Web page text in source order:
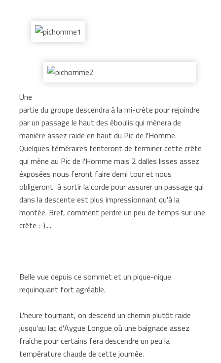
Une
partie du groupe descendra à la mi-crête pour rejoindre
par un passage le haut des éboulis qui mènera de
manière assez raide en haut du Pic de l'Homme.
Quelques téméraires tenteront de terminer cette crête
qui mène au Pic de l'Homme mais 2 dalles lisses assez
éxposées nous feront faire demi tour et nous
obligeront à sortir la corde pour assurer un passage qui
dans la descente est plus impressionnant qu'à la
montée. Bref, comment perdre un peu de temps sur une
crête :-)....
Belle vue depuis ce sommet et un pique-nique
requinquant fort agréable.
L'heure tournant, on descend un chemin plutôt raide
jusqu'au lac d'Aygue Longue où une baignade assez
fraîche pour certains fera descendre un peu la
température chaude de cette journée.